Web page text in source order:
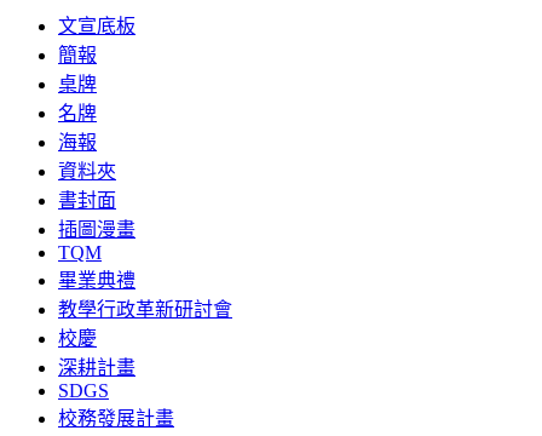
文宣底板
簡報
桌牌
名牌
海報
資料夾
書封面
插圖漫畫
TQM
畢業典禮
教學行政革新研討會
校慶
深耕計畫
SDGS
校務發展計畫